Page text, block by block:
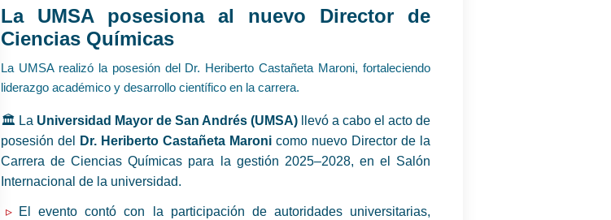
La UMSA posesiona al nuevo Director de
Ciencias Químicas
La UMSA realizó la posesión del Dr. Heriberto Castañeta Maroni, fortaleciendo
liderazgo académico y desarrollo científico en la carrera.
🏛️ La Universidad Mayor de San Andrés (UMSA) llevó a cabo el acto de
posesión del
Dr. Heriberto Castañeta Maroni como nuevo Director de la
Carrera de Ciencias Químicas para la gestión 2025–2028, en el Salón
Internacional de la universidad.
El evento contó con la participación de autoridades universitarias,